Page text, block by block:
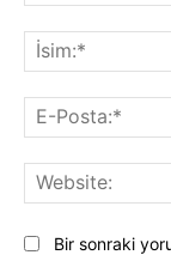
Bir sonraki